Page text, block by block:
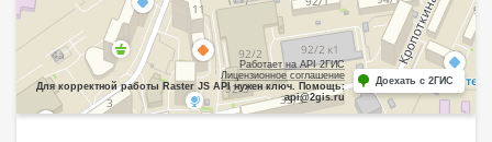
Работает на API 2ГИС
Лицензионное соглашение
Для корректной работы Raster JS API нужен ключ. Помощь:
api@2gis.ru
Доехать с 2ГИС